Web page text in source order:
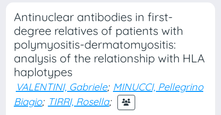
Antinuclear antibodies in first-
degree relatives of patients with
polymyositis-dermatomyositis:
analysis of the relationship with HLA
haplotypes
VALENTINI, Gabriele; MINUCCI, Pellegrino
Biagio; TIRRI, Rosella;